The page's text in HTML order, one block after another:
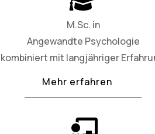
M.Sc. in
Angewandte Psychologie
mit langjähriger
Mehr erfahren